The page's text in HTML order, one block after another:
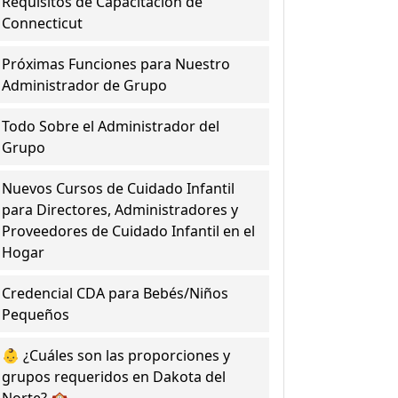
Connecticut
Próximas Funciones para Nuestro
Administrador de Grupo
Todo Sobre el Administrador del
Grupo
Nuevos Cursos de Cuidado Infantil
para Directores, Administradores y
Proveedores de Cuidado Infantil en el
Hogar
Credencial CDA para Bebés/Niños
Pequeños
👶 ¿Cuáles son las proporciones y
grupos requeridos en Dakota del